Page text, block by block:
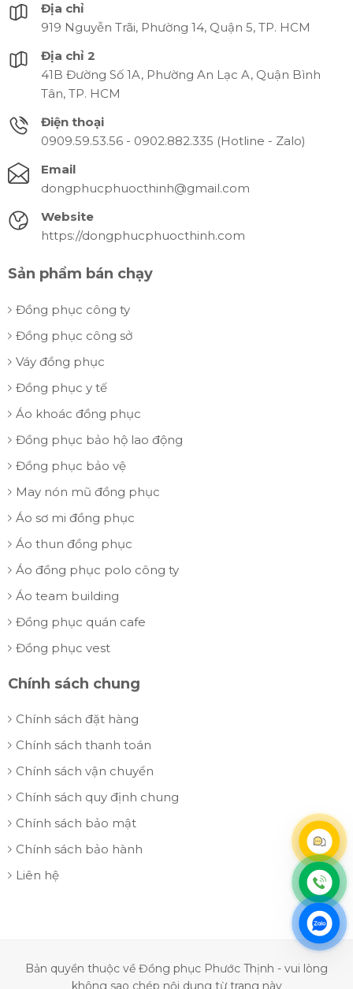
Địa chỉ
919 Nguyễn Trãi, Phường 14, Quận 5, TP. HCM
Địa chỉ 2
41B Đường Số 1A, Phường An Lạc A, Quận Bình
Tân, TP. HCM
Điện thoại
0909.59.53.56 - 0902.882.335 (Hotline - Zalo)
Email
dongphucphuocthinh@gmail.com
Website
https://dongphucphuocthinh.com
Sản phẩm bán chạy
Đồng phục công ty
Đồng phục công sở
Váy đồng phục
Đồng phục y tế
Áo khoác đồng phục
Đồng phục bảo hộ lao động
Đồng phục bảo vệ
May nón mũ đồng phục
Áo sơ mi đồng phục
Áo thun đồng phục
Áo đồng phục polo công ty
Áo team building
Đồng phục quán cafe
Đồng phục vest
Chính sách chung
Chính sách đặt hàng
Chính sách thanh toán
Chính sách vận chuyển
Chính sách quy định chung
Chính sách bảo mật
Chính sách bảo hành
Liên hệ
Bản quyền thuộc về Đồng phục Phước Thịnh - vui lòng
không sao chép nội dung từ trang này